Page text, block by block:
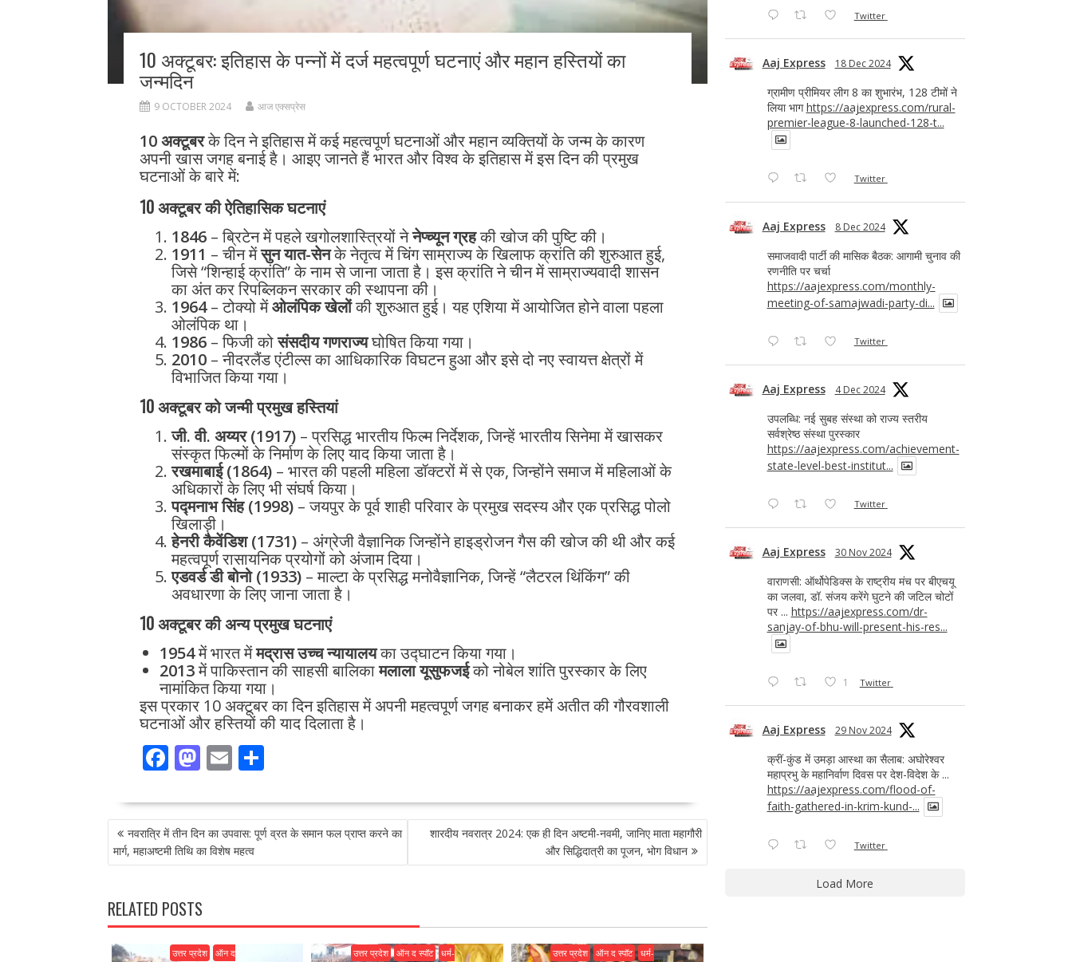
10 अक्टूबर: इतिहास के पन्नों में दर्ज महत्वपूर्ण घटनाएं और महान हस्तियों का
जन्मदिन
9 OCTOBER 2024 आज एक्सप्रेस
10 अक्टूबरके दिन ने इतिहास में कई महत्वपूर्ण घटनाओं और महान व्यक्तियों के जन्म के कारण
अपनी खास जगह बनाई है। आइए जानते हैं भारत और विश्व के इतिहास में इस दिन की प्रमुख
घटनाओं के बारे में:
10 अक्टूबर की ऐतिहासिक घटनाएं
1846– ब्रिटेन में पहले खगोलशास्त्रियों नेनेप्च्यून ग्रहकी खोज की पुष्टि की।
1911 – चीन मेंसुन यात-सेनके नेतृत्व में चिंग साम्राज्य के खिलाफ क्रांति की शुरुआत हुई,
जिसे “शिन्हाई क्रांति” के नाम से जाना जाता है। इस क्रांति ने चीन में साम्राज्यवादी शासन
का अंत कर रिपब्लिकन सरकार की स्थापना की।
1964– टोक्यो मेंओलंपिक खेलोंकी शुरुआत हुई। यह एशिया में आयोजित होने वाला पहला
ओलंपिक था।
1986– फिजी कोसंसदीय गणराज्यघोषित किया गया।
2010– नीदरलैंड एंटील्स का आधिकारिक विघटन हुआ और इसे दो नए स्वायत्त क्षेत्रों में
विभाजित किया गया।
10 अक्टूबर को जन्मी प्रमुख हस्तियां
जी. वी. अय्यर (1917)– प्रसिद्ध भारतीय फिल्म निर्देशक, जिन्हें भारतीय सिनेमा में खासकर
संस्कृत फिल्मों के निर्माण के लिए याद किया जाता है।
रखमाबाई (1864)– भारत की पहली महिला डॉक्टरों में से एक, जिन्होंने समाज में महिलाओं के
अधिकारों के लिए भी संघर्ष किया।
पद्मनाभ सिंह (1998)– जयपुर के पूर्व शाही परिवार के प्रमुख सदस्य और एक प्रसिद्ध पोलो
खिलाड़ी।
हेनरी कैवेंडिश (1731)– अंग्रेजी वैज्ञानिक जिन्होंने हाइड्रोजन गैस की खोज की थी और कई
महत्वपूर्ण रासायनिक प्रयोगों को अंजाम दिया।
एडवर्ड डी बोनो (1933)– माल्टा के प्रसिद्ध मनोवैज्ञानिक, जिन्हें “लैटरल थिंकिंग” की
अवधारणा के लिए जाना जाता है।
10 अक्टूबर की अन्य प्रमुख घटनाएं
1954में भारत मेंमद्रास उच्च न्यायालयका उद्घाटन किया गया।
2013में पाकिस्तान की साहसी बालिकामलाला यूसुफजईको नोबेल शांति पुरस्कार के लिए
नामांकित किया गया।
इस प्रकार 10 अक्टूबर का दिन इतिहास में अपनी महत्वपूर्ण जगह बनाकर हमें अतीत की गौरवशाली
घटनाओं और हस्तियों की याद दिलाता है।
F
e
b
o
k
M
to
d
o
E
ai
l
S
ar
e
POST
NAVIGATION
नवरात्रि में तीन दिन का उपवास: पूर्ण व्रत के समान फल प्राप्त करने का
मार्ग, महाअष्टमी तिथि का विशेष महत्व
शारदीय नवरात्र 2024: एक ही दिन अष्टमी-नवमी, जानिए माता महागौरी
और सिद्धिदात्री का पूजन, भोग विधान
RELATED POSTS
उत्तर प्रदेश
ऑन द
उत्तर प्रदेश ऑन द स्पॉट
धर्म-
उत्तर प्रदेश ऑन द स्पॉट
धर्म-
Twitter
Aaj Express 18 Dec 2024
ग्रामीण प्रीमियर लीग 8 का शुभारंभ, 128 टीमों ने
लिया भागhttps://aajexpress.com/rural-
premier-league-8-launched-128-t...
Twitter
Aaj Express 8 Dec 2024
समाजवादी पार्टी की मासिक बैठक: आगामी चुनाव की
रणनीति पर चर्चा
https://aajexpress.com/monthly-
meeting-of-samajwadi-party-di...
Twitter
Aaj Express 4 Dec 2024
उपलब्धि: नई सुबह संस्था को राज्य स्तरीय
सर्वश्रेष्ठ संस्था पुरस्कार
https://aajexpress.com/achievement-
state-level-best-institut...
Twitter
Aaj Express 30 Nov 2024
वाराणसी: ऑर्थोपेडिक्स के राष्ट्रीय मंच पर बीएचयू
का जलवा, डॉ. संजय करेंगे घुटने की जटिल चोटों
पर ... https://aajexpress.com/dr-
sanjay-of-bhu-will-present-his-res...
1 Twitter
Aaj Express 29 Nov 2024
क्रीं-कुंड में उमड़ा आस्था का सैलाब: अघोरेश्वर
महाप्रभु के महानिर्वाण दिवस पर देश-विदेश के ...
https://aajexpress.com/flood-of-
faith-gathered-in-krim-kund-...
Twitter
Load More